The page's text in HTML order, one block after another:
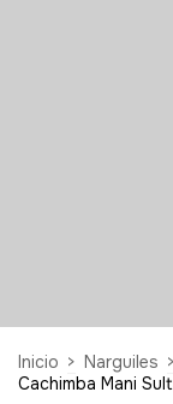
Inicio > Narguiles >
Cachimba Mani